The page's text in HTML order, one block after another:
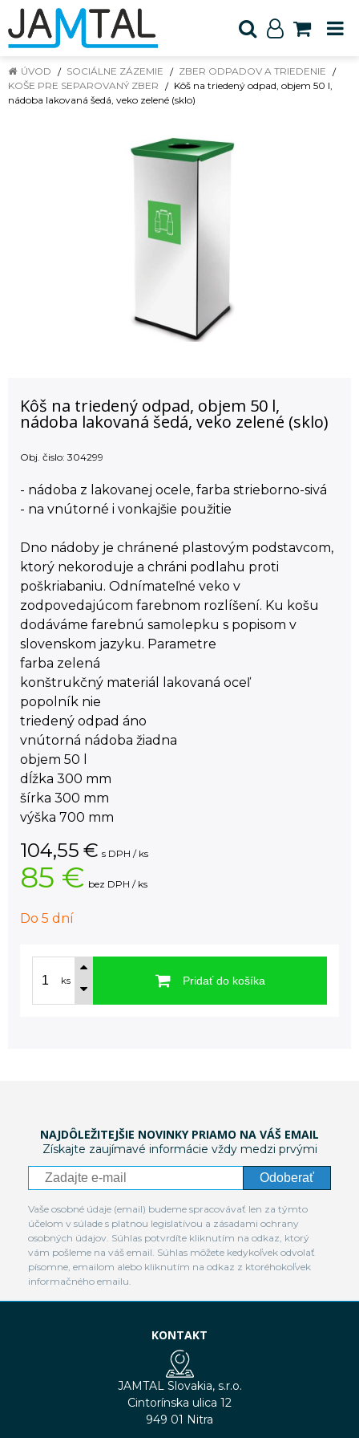
ÚVOD SOCIÁLNE ZÁZEMIE
ZBER ODPADOV A TRIEDENIE
KOŠE PRE SEPAROVANÝ ZBER
Kôš na triedený odpad, objem 50 l,
nádoba lakovaná šedá, veko zelené (sklo)
Kôš na triedený odpad, objem 50 l,
nádoba lakovaná šedá, veko zelené (sklo)
Obj. čislo: 304299
- nádoba z lakovanej ocele, farba strieborno-sivá
- na vnútorné i vonkajšie použitie
Dno nádoby je chránené plastovým podstavcom,
ktorý nekoroduje a chráni podlahu proti
poškriabaniu. Odnímateľné veko v
zodpovedajúcom farebnom rozlíšení. Ku košu
dodáváme farebnú samolepku s popisom v
slovenskom jazyku. Parametre
farba zelená
konštrukčný materiál lakovaná oceľ
popolník nie
triedený odpad áno
vnútorná nádoba žiadna
objem 50 l
dĺžka 300 mm
šírka 300 mm
výška 700 mm
104,55 € s DPH / ks
85 € bez DPH / ks
Do 5 dní
ks Pridať do košíka
NAJDÔLEŽITEJŠIE NOVINKY PRIAMO NA VÁŠ EMAIL
Získajte zaujímavé informácie vždy medzi prvými
Odoberať
Vaše osobné údaje (email) budeme spracovávať len za týmto
účelom v súlade s platnou legislatívou a zásadami ochrany
osobných údajov. Súhlas potvrdíte kliknutím na odkaz, ktorý
vám pošleme na váš email. Súhlas môžete kedykoľvek odvolať
písomne, emailom alebo kliknutím na odkaz z ktoréhokoľvek
informačného emailu.
KONTAKT
JAMTAL Slovakia, s.r.o.
Cintorínska ulica 12
949 01 Nitra